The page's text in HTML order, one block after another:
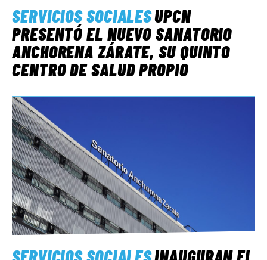
SERVICIOS SOCIALESUPCN
PRESENTÓ EL NUEVO SANATORIO
ANCHORENA ZÁRATE, SU QUINTO
CENTRO DE SALUD PROPIO